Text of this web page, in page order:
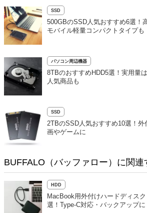
SSD
500GBのSSD人気おすすめ6選！
モバイル軽量コンパクトタイプも
パソコン周辺機器
8TBのおすすめHDD5選！実用量
人気商品も
SSD
2TBのSSD人気おすすめ10選！外
画やゲームに
BUFFALO（バッファロー）に関連
HDD
MacBook用外付けハードディス
選！Type-C対応・バックアップに